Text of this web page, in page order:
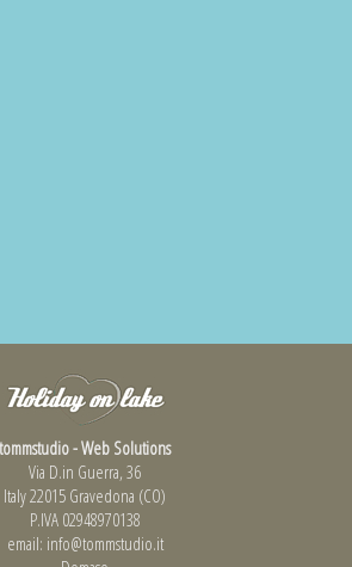
tommstudio - Web Solutions
Via D.in Guerra, 36
Italy 22015 Gravedona (CO)
P.IVA 02948970138
email: info@tommstudio.it